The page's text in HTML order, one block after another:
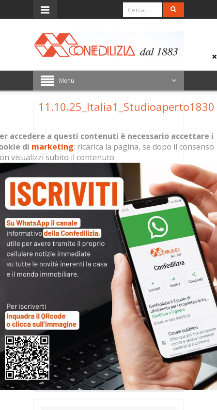
Menu
11.10.25_Italia1_Studioaperto1830
Per accedere a questi contenuti è
necessario accettare i cookie dimarketing
ricarica la pagina, se dopo il consenso non
visualizzi subito il contenuto.
Articoli collegati
Archivi
Categorie
accedere a questi contenuti è necessario accettare i
di marketing: ricarica la pagina, se dopo il consenso
visualizzi subito il contenuto.